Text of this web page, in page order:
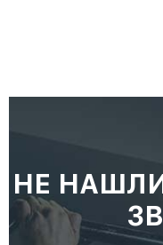
НЕ